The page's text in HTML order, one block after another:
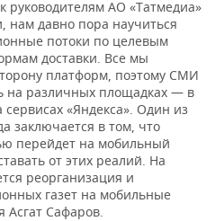
руководителям АО «Татмедиа»
нам давно пора научиться
потоки по целевым
доставки. Все мы
платформ, поэтому СМИ
на различных площадках — в
сервисах «Яндекса». Один из
заключается в том, что
перейдет на мобильный
от этих реалий. На
реорганизация и
газет на мобильные
Асгат Сафаров.